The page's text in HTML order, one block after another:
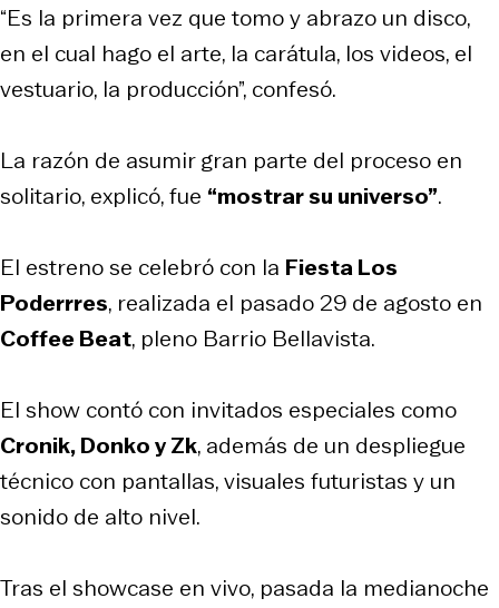
“Es la primera vez que tomo y abrazo un disco,
en el cual hago el arte, la carátula, los videos, el
vestuario, la producción”, confesó.
La razón de asumir gran parte del proceso en
solitario, explicó, fue “mostrar su universo”.
El estreno se celebró con la Fiesta Los
Poderrres, realizada el pasado 29 de agosto en
Coffee Beat, pleno Barrio Bellavista.
El show contó con invitados especiales como
Cronik, Donko y Zk, además de un despliegue
técnico con pantallas, visuales futuristas y un
sonido de alto nivel.
Tras el showcase en vivo, pasada la medianoche